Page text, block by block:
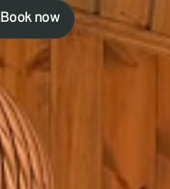
Book now